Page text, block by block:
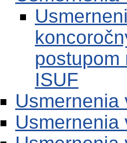
ISUF
Usmernenia
Usmernenia